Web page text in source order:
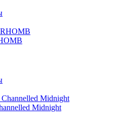
Midnight